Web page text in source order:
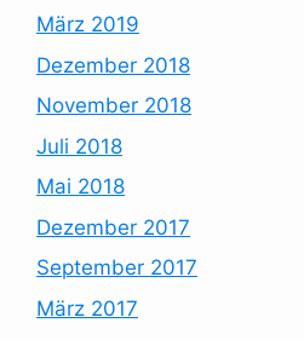
März 2019
Dezember 2018
November 2018
Juli 2018
Mai 2018
Dezember 2017
September 2017
März 2017